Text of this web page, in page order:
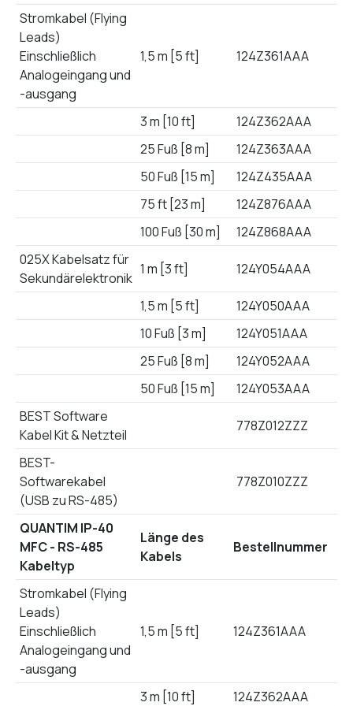
Stromkabel (Flying
Leads)
Einschließlich
Analogeingang und
-ausgang
1,5 m [5 ft] 124Z361AAA
3 m [10 ft]
124Z362AAA
25 Fuß [8 m]
124Z363AAA
50 Fuß [15 m]
124Z435AAA
75 ft [23 m]
124Z876AAA
100 Fuß [30 m]
124Z868AAA
025X Kabelsatz für
Sekundärelektronik
1 m [3 ft] 124Y054AAA
1,5 m [5 ft]
124Y050AAA
10 Fuß [3 m]
124Y051AAA
25 Fuß [8 m]
124Y052AAA
50 Fuß [15 m]
124Y053AAA
BEST Software
Kabel Kit & Netzteil
778Z012ZZZ
BEST-
Softwarekabel
(USB zu RS-485)
778Z010ZZZ
QUANTIM IP-40
MFC - RS-485
Kabeltyp
Länge des
Kabels
Bestellnummer
Stromkabel (Flying
Leads)
Einschließlich
Analogeingang und
-ausgang
1,5 m [5 ft] 124Z361AAA
3 m [10 ft]
124Z362AAA